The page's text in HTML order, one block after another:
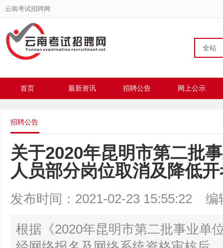
云南考试招聘网
全站
首页 最新资讯 招聘公告 网上公示
招聘公告
关于2020年昆明市第二批
人员部分岗位取消及降低
发布时间：2021-02-23 15:55:22 编
根据《2020年昆明市第二批事业单